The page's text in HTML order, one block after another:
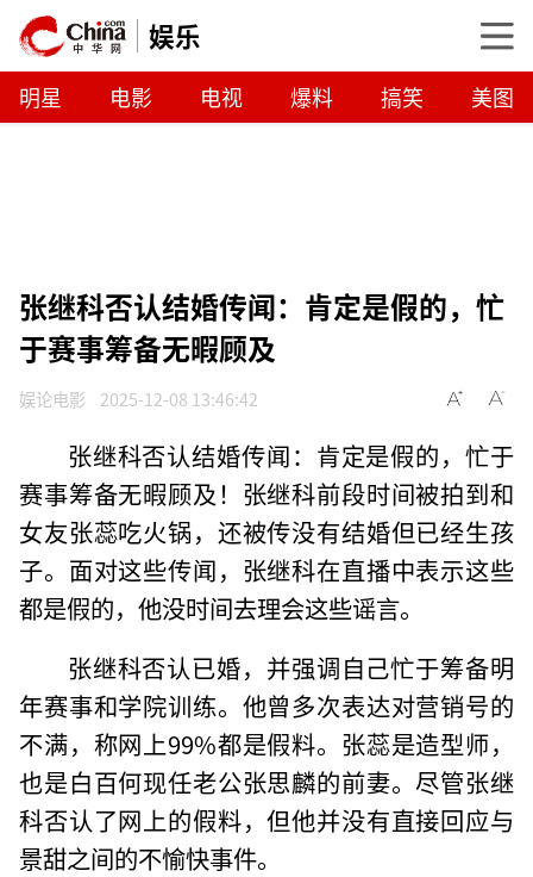
娱乐
明星 电影 电视 爆料 搞笑 美图
张继科否认结婚传闻：肯定是假的，忙
于赛事筹备无暇顾及
娱论电影 2025-12-08 13:46:42
张继科否认结婚传闻：肯定是假的，忙于
赛事筹备无暇顾及！张继科前段时间被拍到和
女友张蕊吃火锅，还被传没有结婚但已经生孩
子。面对这些传闻，张继科在直播中表示这些
都是假的，他没时间去理会这些谣言。
张继科否认已婚，并强调自己忙于筹备明
年赛事和学院训练。他曾多次表达对营销号的
不满，称网上99%都是假料。张蕊是造型师，
也是白百何现任老公张思麟的前妻。尽管张继
科否认了网上的假料，但他并没有直接回应与
景甜之间的不愉快事件。